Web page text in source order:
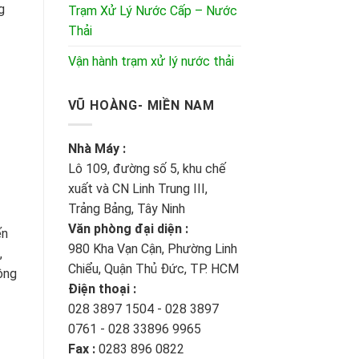
Trạm Xử Lý Nước Cấp – Nước
Thải
Vận hành trạm xử lý nước thải
VŨ HOÀNG- MIỀN NAM
Nhà Máy :
Lô 109, đường số 5, khu chế
xuất và CN Linh Trung III,
Trảng Bảng, Tây Ninh
Văn phòng đại diện :
980 Kha Vạn Cận, Phường Linh
Chiểu, Quận Thủ Đức, TP. HCM
Điện thoại :
028 3897 1504 - 028 3897
0761 - 028 33896 9965
Fax : 0283 896 0822